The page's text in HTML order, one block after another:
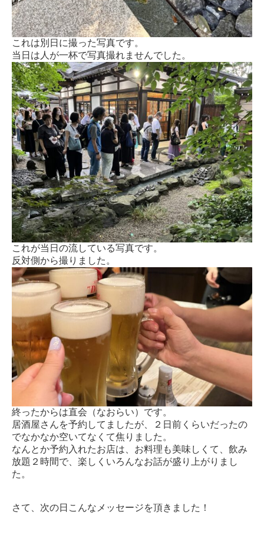
これは別日に撮った写真です。
当日は人が一杯で写真撮れませんでした。
これが当日の流している写真です。
反対側から撮りました。
終ったからは直会（なおらい）です。
居酒屋さんを予約してましたが、２日前くらいだったの
でなかなか空いてなくて焦りました。
なんとか予約入れたお店は、お料理も美味しくて、飲み
放題２時間で、楽しくいろんなお話が盛り上がりまし
た。
さて、次の日こんなメッセージを頂きました！